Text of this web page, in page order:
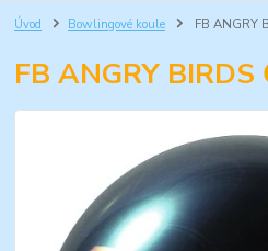
Úvod Bowlingové koule FB ANGRY
FB ANGRY BIRDS